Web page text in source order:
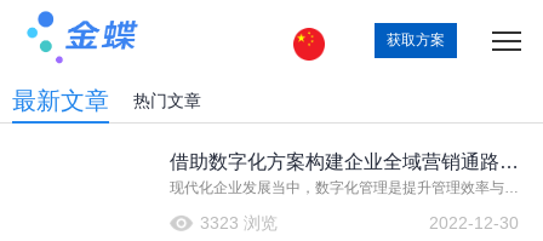
获取方案
最新文章 热门文章
借助数字化方案构建企业全域营销通路，
经销商管理变得更简单
现代化企业发展当中，数字化管理是提升管理效率与水
各个场景之下，越来越多数字化方案可以为企业提供管
2022-12-30
3323 浏览